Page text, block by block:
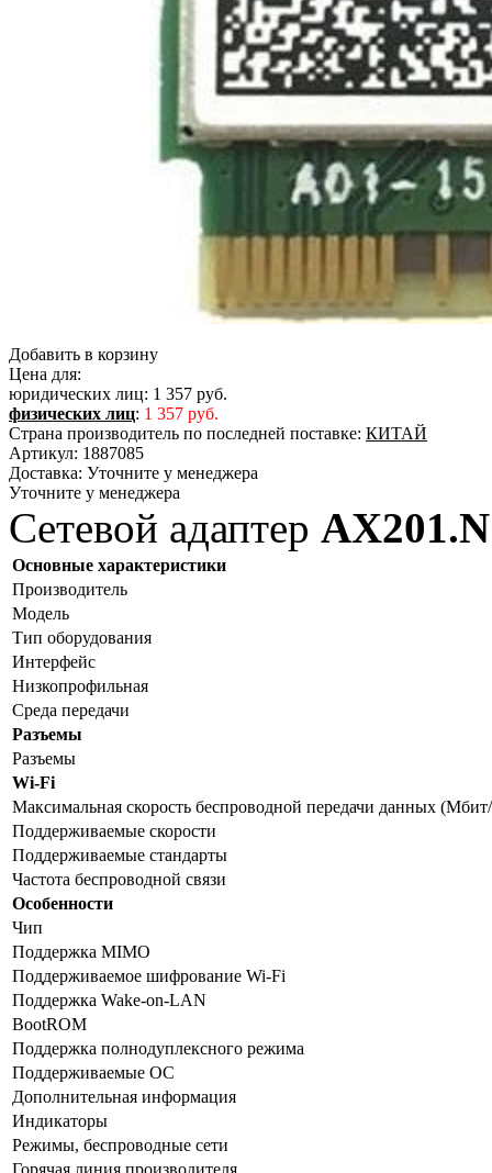
Добавить в корзину
Цена для:
юридических лиц: 1 357 руб.
физических лиц: 1 357 руб.
Страна производитель по последней поставке: КИТАЙ
Артикул: 1887085
Доставка: Уточните у менеджера
Уточните у менеджера
Сетевой адаптер
Основные характеристики
Производитель
Модель
Тип оборудования
Интерфейс
Низкопрофильная
Среда передачи
Разъемы
Разъемы
Wi-Fi
Максимальная скорость беспроводной передачи данных
Поддерживаемые скорости
Поддерживаемые стандарты
Частота беспроводной связи
Особенности
Чип
Поддержка MIMO
Поддерживаемое шифрование Wi-Fi
Поддержка Wake-on-LAN
BootROM
Поддержка полнодуплексного режима
Поддерживаемые ОС
Дополнительная информация
Индикаторы
Режимы, беспроводные сети
Горячая линия производителя